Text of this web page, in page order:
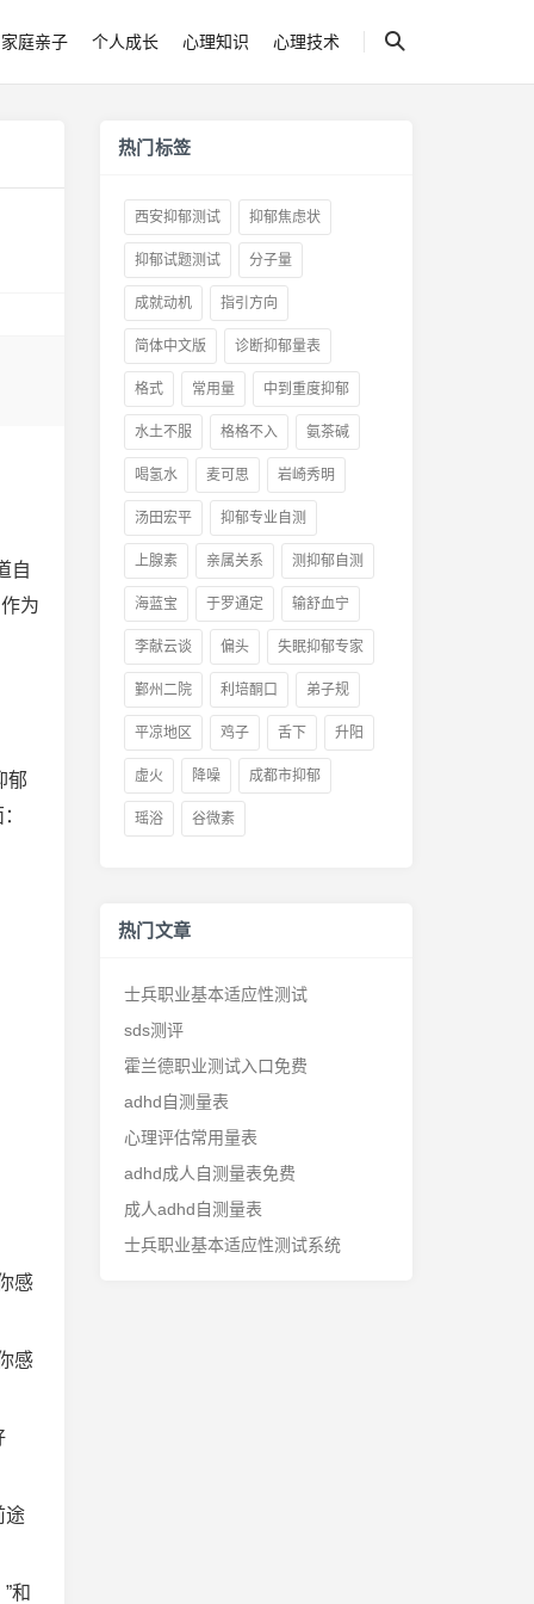
家庭亲子 个人成长 心理知识 心理技术
自
为
郁
感
感
途
和
热门标签
西安抑郁测试 抑郁焦虑状
抑郁试题测试 分子量
成就动机 指引方向
简体中文版 诊断抑郁量表
格式 常用量 中到重度抑郁
水土不服 格格不入 氨茶碱
喝氢水 麦可思 岩崎秀明
汤田宏平 抑郁专业自测
上腺素 亲属关系 测抑郁自测
海蓝宝 于罗通定 输舒血宁
李献云谈 偏头 失眠抑郁专家
鄞州二院 利培酮口 弟子规
平凉地区 鸡子 舌下 升阳
虚火 降噪 成都市抑郁
瑶浴 谷微素
热门文章
士兵职业基本适应性测试
sds测评
霍兰德职业测试入口免费
adhd自测量表
心理评估常用量表
adhd成人自测量表免费
成人adhd自测量表
士兵职业基本适应性测试系统